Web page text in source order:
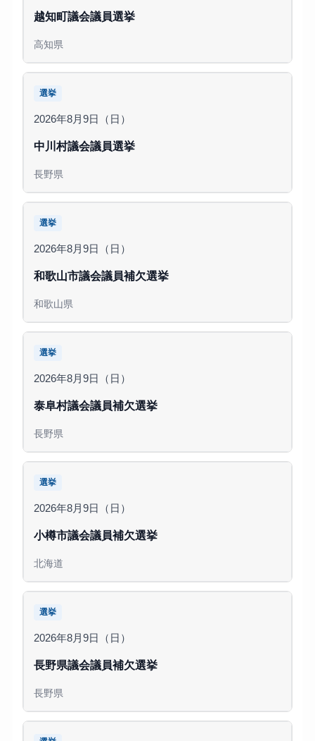
越知町議会議員選挙
高知県
選挙
2026年8月9日（日）
中川村議会議員選挙
長野県
選挙
2026年8月9日（日）
和歌山市議会議員補欠選挙
和歌山県
選挙
2026年8月9日（日）
泰阜村議会議員補欠選挙
長野県
選挙
2026年8月9日（日）
小樽市議会議員補欠選挙
北海道
選挙
2026年8月9日（日）
長野県議会議員補欠選挙
長野県